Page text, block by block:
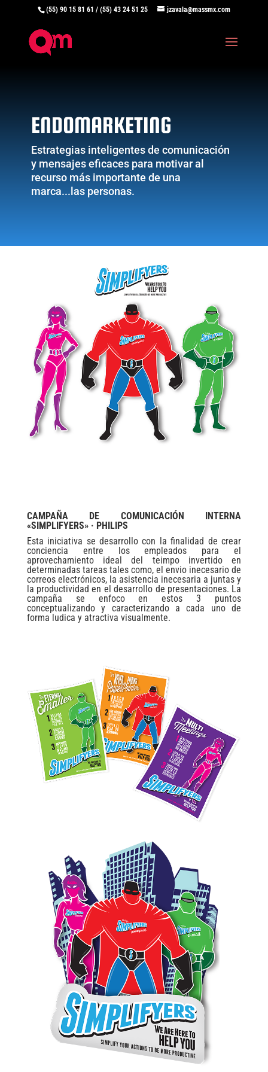
(55) 90 15 81 61 / (55) 43 24 51 25 jzavala@massmx.com
ENDOMARKETING
Estrategias inteligentes de comunicación
y mensajes eficaces para motivar al
recurso más importante de una
marca...las personas.
CAMPAÑA DE COMUNICACIÓN INTERNA
«SIMPLIFYERS» · PHILIPS
Esta iniciativa se desarrollo con la finalidad de crear
conciencia entre los empleados para el
aprovechamiento ideal del teimpo invertido en
determinadas tareas tales como, el envio inecesario de
correos electrónicos, la asistencia inecesaria a juntas y
la productividad en el desarrollo de presentaciones. La
campaña se enfoco en estos 3 puntos
conceptualizando y caracterizando a cada uno de
forma ludica y atractiva visualmente.